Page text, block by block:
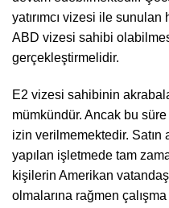
yatırımcı vizesi ile sunulan
ABD vizesi sahibi
gerçekleştirmelidir.
E2 vizesi sahibinin
mümkündür. Ancak bu süre
izin verilmemektedir. Satın
yapılan işletmede tam
kişilerin Amerikan
olmalarına rağmen